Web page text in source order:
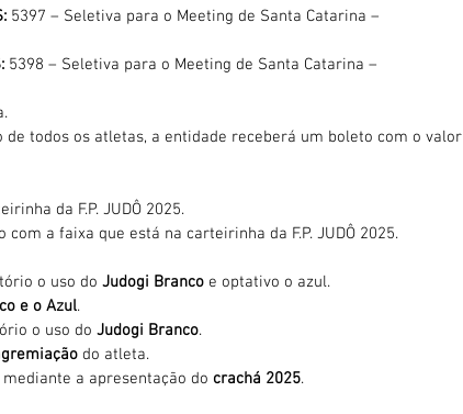
5397 – Seletiva para o Meeting de Santa Catarina –
5398 – Seletiva para o Meeting de Santa Catarina –
de todos os atletas, a entidade receberá um boleto com o valor
da F.P. JUDÔ 2025.
a faixa que está na carteirinha da F.P. JUDÔ 2025.
o uso do Judogi Branco e optativo o azul.
e o Azul.
o uso do Judogi Branco.
do atleta.
a apresentação do crachá 2025.